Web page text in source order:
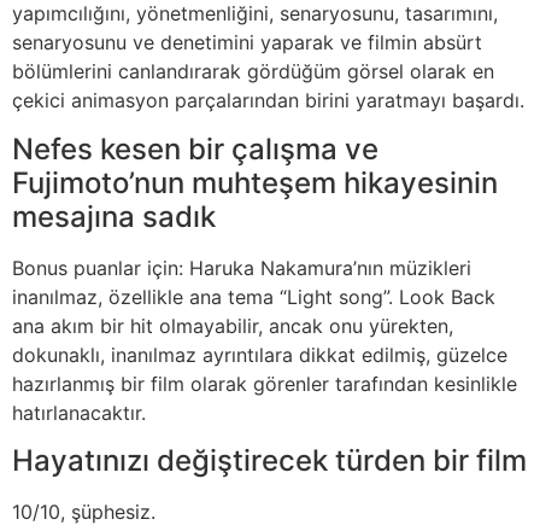
yapımcılığını, yönetmenliğini, senaryosunu, tasarımını,
senaryosunu ve denetimini yaparak ve filmin absürt
bölümlerini canlandırarak gördüğüm görsel olarak en
çekici animasyon parçalarından birini yaratmayı başardı.
Nefes kesen bir çalışma ve
Fujimoto’nun muhteşem hikayesinin
mesajına sadık
Bonus puanlar için: Haruka Nakamura’nın müzikleri
inanılmaz, özellikle ana tema “Light song”. Look Back
ana akım bir hit olmayabilir, ancak onu yürekten,
dokunaklı, inanılmaz ayrıntılara dikkat edilmiş, güzelce
hazırlanmış bir film olarak görenler tarafından kesinlikle
hatırlanacaktır.
Hayatınızı değiştirecek türden bir film
10/10, şüphesiz.